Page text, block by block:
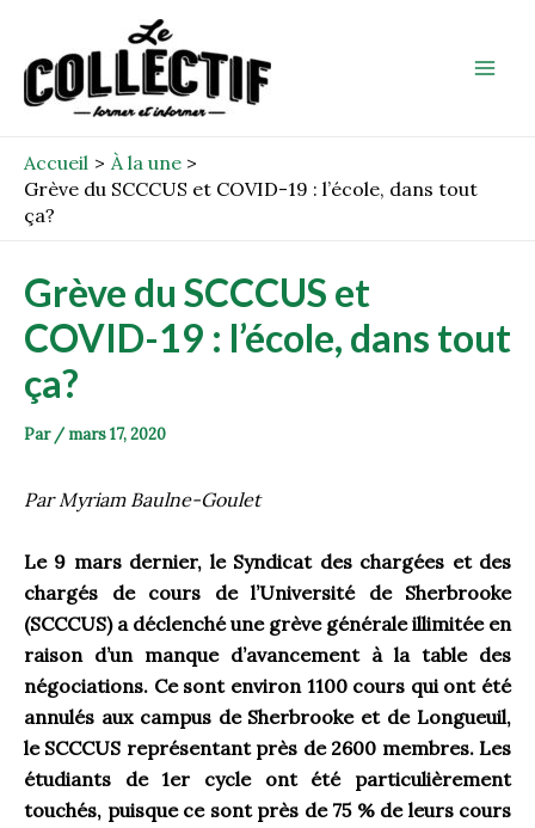
contenu
Accueil
À la une
Grève du SCCCUS et COVID-19 : l’école, dans tout
ça?
Grève du SCCCUS et
COVID-19 : l’école, dans tout
ça?
Par / mars 17, 2020
Par Myriam Baulne-Goulet
Le 9 mars dernier, le Syndicat des chargées et des
chargés de cours de l’Université de Sherbrooke
(SCCCUS) a déclenché une grève générale illimitée en
raison d’un manque d’avancement à la table des
négociations. Ce sont environ 1100 cours qui ont été
annulés aux campus de Sherbrooke et de Longueuil,
le SCCCUS représentant près de 2600 membres. Les
étudiants de 1er cycle ont été particulièrement
touchés, puisque ce sont près de 75 % de leurs cours
navigation